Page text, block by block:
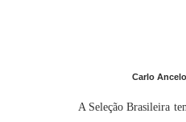
Carlo
A Seleção Brasileira